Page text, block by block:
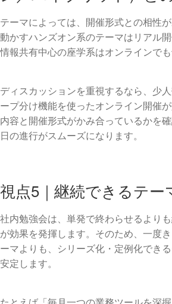
テーマによっては、開催形式との相性
動かすハンズオン系のテーマはリアル開
情報共有中心の座学系はオンラインでも
ディスカッションを重視するなら、少
ープ分け機能を使ったオンライン開催
内容と開催形式がかみ合っているかを
日の進行がスムーズになります。
視点5｜継続できるテー
社内勉強会は、単発で終わらせるより
が効果を発揮します。そのため、一度
ーマよりも、シリーズ化・定例化でき
安定します。